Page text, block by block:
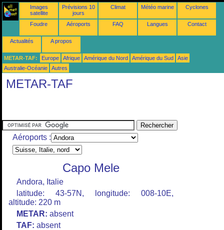
Images
satellite
Prévisions 10
jours
Climat Météo marine Cyclones
Foudre Aéroports FAQ Langues Contact
Actualités A propos
METAR-TAF: Europe Afrique Amérique du Nord Amérique du Sud
Asie
Australie-Océanie
Autres
METAR-TAF
Aéroports :
Capo Mele
Andora, Italie
latitude: 43-57N, longitude: 008-10E,
altitude: 220 m
METAR: absent
TAF: absent